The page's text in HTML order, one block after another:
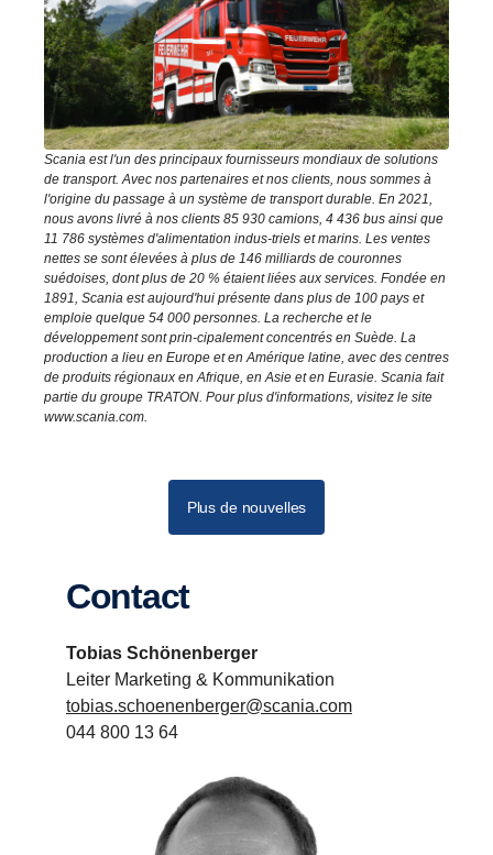
Scania est l'un des principaux fournisseurs mondiaux de solutions
de transport. Avec nos partenaires et nos clients, nous sommes à
l'origine du passage à un système de transport durable. En 2021,
nous avons livré à nos clients 85 930 camions, 4 436 bus ainsi que
11 786 systèmes d'alimentation indus-triels et marins. Les ventes
nettes se sont élevées à plus de 146 milliards de couronnes
suédoises, dont plus de 20 % étaient liées aux services. Fondée en
1891, Scania est aujourd'hui présente dans plus de 100 pays et
emploie quelque 54 000 personnes. La recherche et le
développement sont prin-cipalement concentrés en Suède. La
production a lieu en Europe et en Amérique latine, avec des centres
de produits régionaux en Afrique, en Asie et en Eurasie. Scania fait
partie du groupe TRATON. Pour plus d'informations, visitez le site
www.scania.com.
Plus de nouvelles
Contact
Tobias Schönenberger
Leiter Marketing & Kommunikation
tobias.schoenenberger@scania.com
044 800 13 64